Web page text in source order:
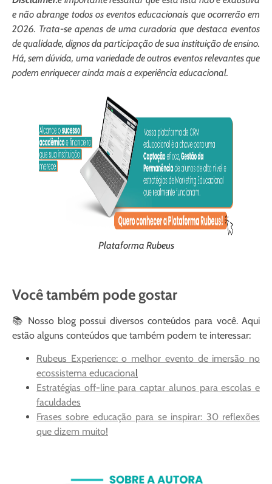
e não abrange todos os eventos educacionais que ocorrerão em
2026. Trata-se apenas de uma curadoria que destaca eventos
de qualidade, dignos da participação de sua instituição de ensino.
Há, sem dúvida, uma variedade de outros eventos relevantes que
podem enriquecer ainda mais a experiência educacional.
Plataforma Rubeus
Você também pode gostar
📚 Nosso blog possui diversos conteúdos para você. Aqui
estão alguns conteúdos que também podem te interessar:
Rubeus Experience: o melhor evento de imersão no
ecossistema educacional
Estratégias off-line para captar alunos para escolas e
faculdades
Frases sobre educação para se inspirar: 30 reflexões
que dizem muito!